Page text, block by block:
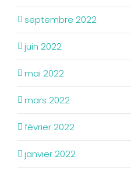
septembre 2022
juin 2022
mai 2022
mars 2022
février 2022
janvier 2022